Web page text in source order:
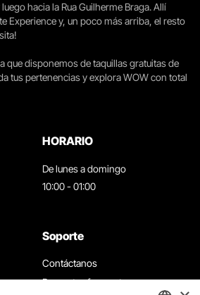
hacia la Rua Guilherme Braga. Allí
Experience y, un poco más arriba, el resto
que disponemos de taquillas gratuitas de
tus pertenencias y explora WOW con total
HORARIO
De lunes a domingo
10:00 - 01:00
Soporte
Contáctanos
Preguntas frecuentes